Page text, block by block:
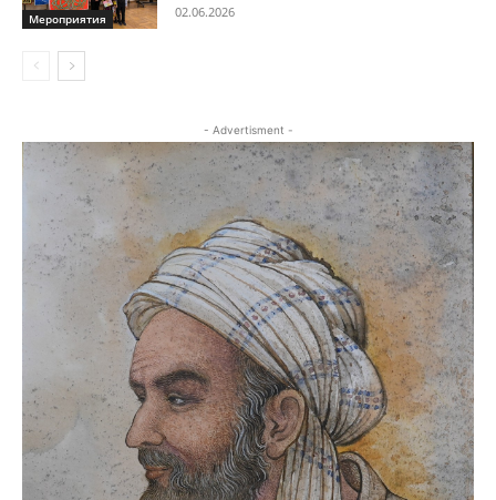
Мероприятия 02.06.2026
- Advertisment -